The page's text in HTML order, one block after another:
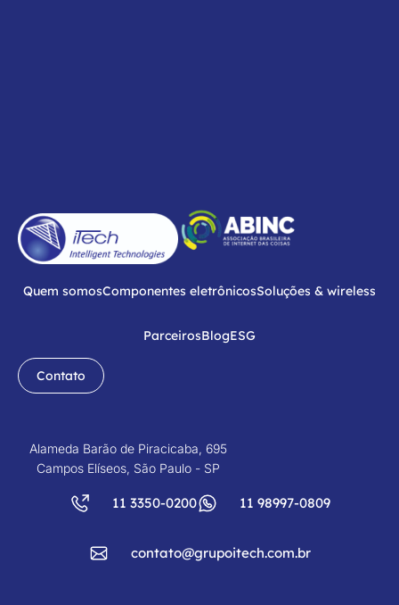
Quem somosComponentes eletrônicosSoluções & wireless
ParceirosBlogESG
Contato
Alameda Barão de Piracicaba, 695
Campos Elíseos, São Paulo - SP
11 3350-0200 11 98997-0809
contato@grupoitech.com.br